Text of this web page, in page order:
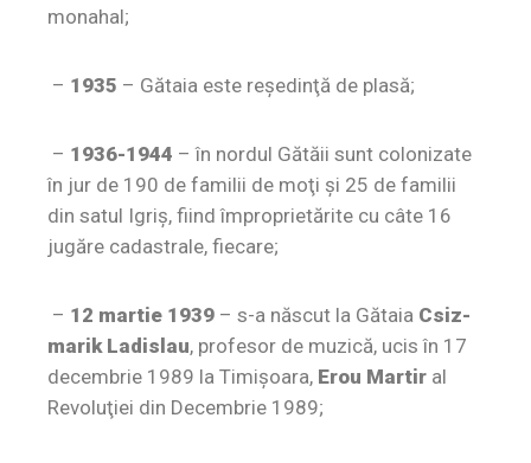
monahal;
– 1935 – Gătaia este reşedinţă de plasă;
– 1936-1944 – în nordul Gătăii sunt colonizate
în jur de 190 de familii de moţi şi 25 de familii
din satul Igriş, fiind împroprietărite cu câte 16
jugăre cadastrale, fiecare;
– 12 martie 1939 – s-a născut la Gătaia Csiz­
marik Ladislau, profesor de muzică, ucis în 17
decembrie 1989 la Timişoara, Erou Martir al
Revoluţiei din Decembrie 1989;